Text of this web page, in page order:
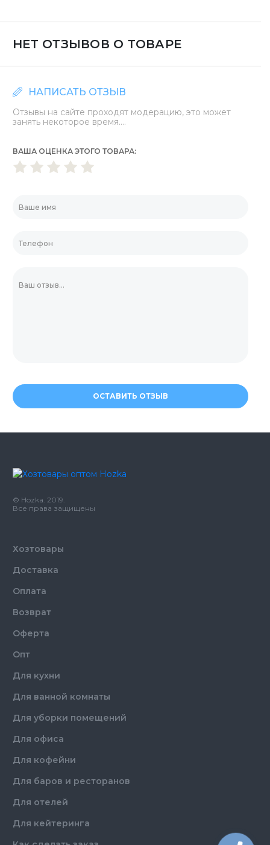
НЕТ ОТЗЫВОВ О ТОВАРЕ
НАПИСАТЬ ОТЗЫВ
Отзывы на сайте проходят модерацию, это может
занять некоторое время....
ВАША ОЦЕНКА ЭТОГО ТОВАРА
ОСТАВИТЬ ОТЗЫВ
© Hozka. 2019.
Все права защищены
Хозтовары
Доставка
Оплата
Возврат
Оферта
Опт
Для кухни
Для ванной комнаты
Для уборки помещений
Для офиса
Для кофейни
Для баров и ресторанов
Для отелей
Для кейтеринга